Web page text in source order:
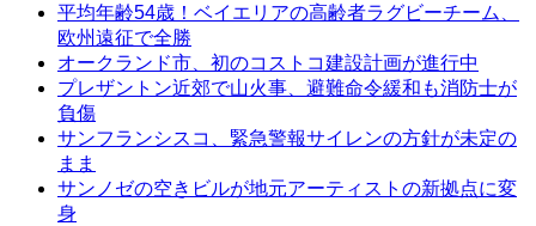
平均年齢54歳！ベイエリアの高齢者ラグビーチーム、
欧州遠征で全勝
オークランド市、初のコストコ建設計画が進行中
プレザントン近郊で山火事、避難命令緩和も消防士が
負傷
サンフランシスコ、緊急警報サイレンの方針が未定の
まま
サンノゼの空きビルが地元アーティストの新拠点に変
身